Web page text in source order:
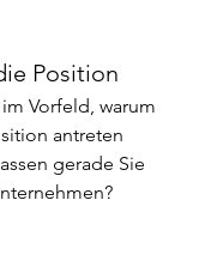
Position
Vorfeld, warum
antreten
gerade Sie